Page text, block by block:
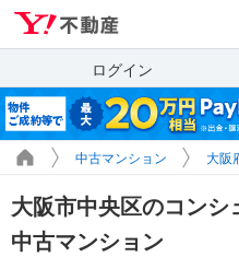
ログイン
中古マンション 大阪
大阪市中央区のコン
中古マンション